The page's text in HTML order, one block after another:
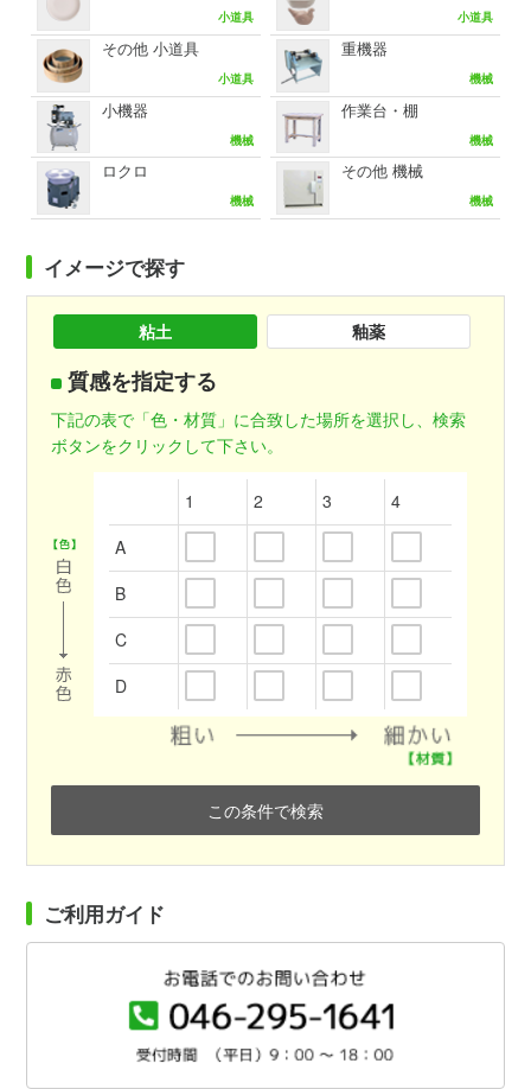
小道具 小道具
その他 小道具
小道具
重機器
機械
小機器
機械
作業台・棚
機械
ロクロ
機械
その他 機械
機械
イメージで探す
粘土 釉薬
質感を指定する
下記の表で「色・材質」に合致した場所を選択し、検索
ボタンをクリックして下さい。
1 2 3
4
A
B
C
D
この条件で検索
ご利用ガイド